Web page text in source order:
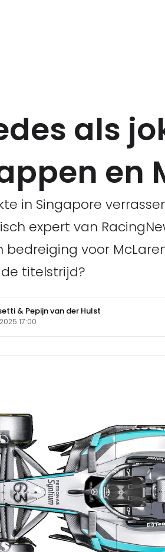
als
en
in Singapore
expert van
bedreiging voor
titelstrijd?
& Pepijn van der Hulst
17:00